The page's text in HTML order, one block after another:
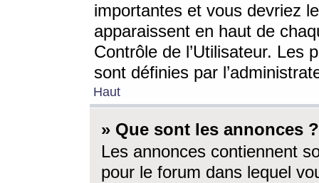
importantes et vous devriez
apparaissent en haut de
Contrôle de l’Utilisateur. Les
sont définies par
Haut
» Que sont les annonces ?
Les annonces contiennent
pour le forum dans lequel